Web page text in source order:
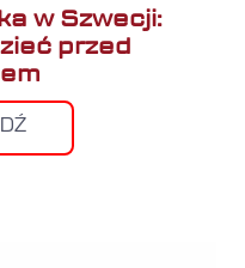
w Szwecji:
przed